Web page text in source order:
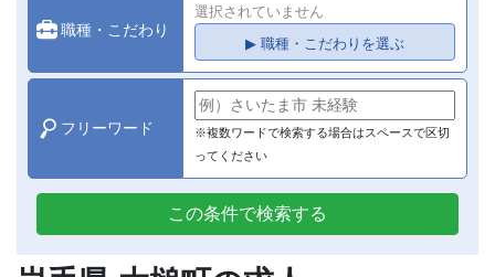
職種・こだわり
選択されていません
▶ 職種・こだわりを選ぶ
フリーワード
※複数ワードで検索する場合はスペースで区切
ってください
この条件で検索する